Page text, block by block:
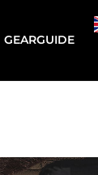
GEARGUIDE